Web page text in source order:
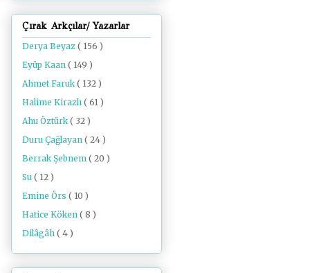
Çırak Arkçılar/ Yazarlar
Derya Beyaz ( 156 )
Eyüp Kaan ( 149 )
Ahmet Faruk ( 132 )
Halime Kirazlı ( 61 )
Ahu Öztürk ( 32 )
Duru Çağlayan ( 24 )
Berrak Şebnem ( 20 )
Su ( 12 )
Emine Örs ( 10 )
Hatice Köken ( 8 )
Dilâgâh ( 4 )